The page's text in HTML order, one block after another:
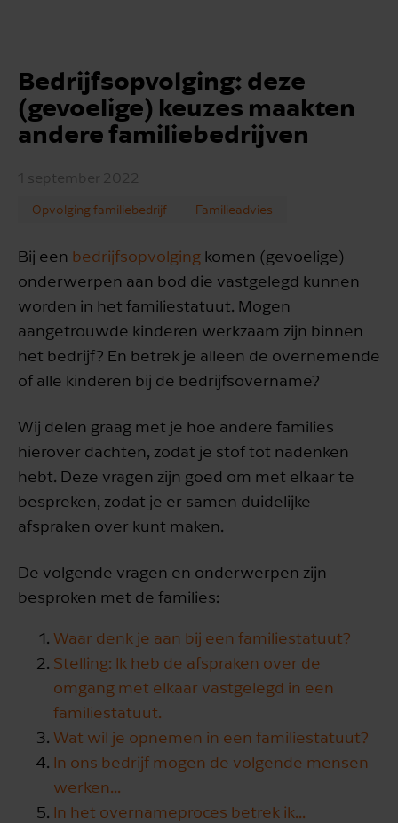
Bedrijfsopvolging: deze
(gevoelige) keuzes maakten
andere familiebedrijven
1 september 2022
Opvolging familiebedrijf Familieadvies
Bij een bedrijfsopvolging komen (gevoelige)
onderwerpen aan bod die vastgelegd kunnen
worden in het familiestatuut. Mogen
aangetrouwde kinderen werkzaam zijn binnen
het bedrijf? En betrek je alleen de overnemende
of alle kinderen bij de bedrijfsovername?
Wij delen graag met je hoe andere families
hierover dachten, zodat je stof tot nadenken
hebt. Deze vragen zijn goed om met elkaar te
bespreken, zodat je er samen duidelijke
afspraken over kunt maken.
De volgende vragen en onderwerpen zijn
besproken met de families:
Waar denk je aan bij een familiestatuut?
Stelling: Ik heb de afspraken over de
omgang met elkaar vastgelegd in een
familiestatuut.
Wat wil je opnemen in een familiestatuut?
In ons bedrijf mogen de volgende mensen
werken...
In het overnameproces betrek ik...